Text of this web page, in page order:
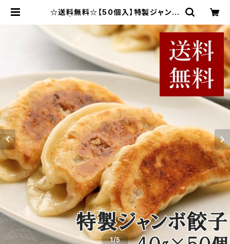
☆送料無料☆【50個入】特製ジャンボ
み餃子・点心・詰め合わせギフト
1/5